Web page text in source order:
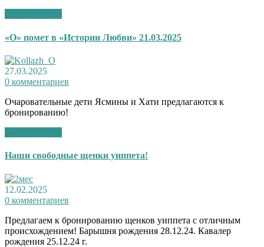
«О» помет в «Истории Любви» 21.03.2025
27.03.2025
0 комментариев
Очаровательные дети Ясмины и Хати предлагаются к
бронированию!
Наши свободные щенки уиппета!
12.02.2025
0 комментариев
Предлагаем к бронированию щенков уиппета с отличным
происхождением! Барышня рождения 28.12.24. Кавалер
рождения 25.12.24 г.